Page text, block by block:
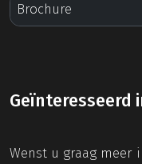
Brochure
Geïnteresseerd
Wenst u graag